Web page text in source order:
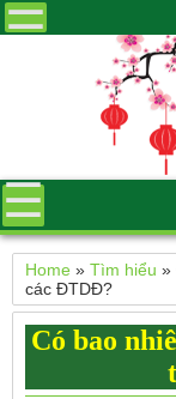
Home »Tìm hiểu »
các ĐTDĐ?
Có bao